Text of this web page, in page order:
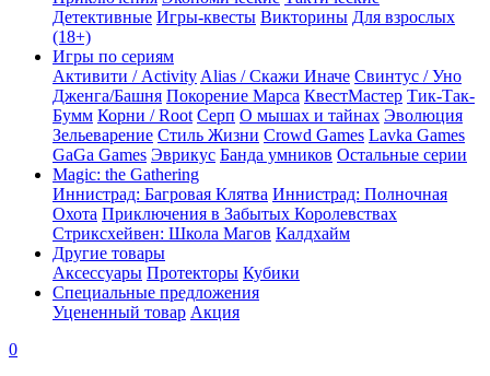
Детективные Игры-квесты Викторины Для взрослых
(18+)
Игры по сериям
Активити / Activity Alias / Скажи Иначе Свинтус / Уно
Дженга/Башня Покорение Марса КвестМастер Тик-Так-
Бумм Корни / Root Серп О мышах и тайнах Эволюция
Зельеварение Стиль Жизни Crowd Games Lavka Games
GaGa Games Эврикус Банда умников Остальные серии
Magic: the Gathering
Иннистрад: Багровая Клятва Иннистрад: Полночная
Охота Приключения в Забытых Королевствах
Стриксхейвен: Школа Магов Калдхайм
Другие товары
Аксессуары Протекторы Кубики
Специальные предложения
Уцененный товар Акция
0